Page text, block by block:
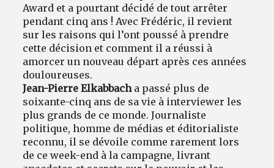
Award et a pourtant décidé de tout arrêter
pendant cinq ans ! Avec Frédéric, il revient
sur les raisons qui l’ont poussé à prendre
cette décision et comment il a réussi à
amorcer un nouveau départ après ces années
douloureuses.
Jean-Pierre Elkabbacha passé plus de
soixante-cinq ans de sa vie à interviewer les
plus grands de ce monde. Journaliste
politique, homme de médias et éditorialiste
reconnu, il se dévoile comme rarement lors
de ce week-end à la campagne, livrant